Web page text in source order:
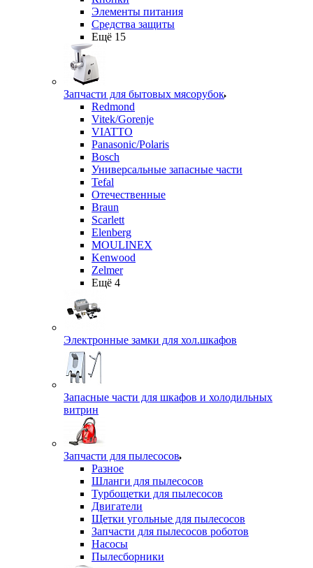
Элементы питания
Средства защиты
Ещё 15
Запчасти для бытовых мясорубок
Redmond
Vitek/Gorenje
VIATTO
Panasonic/Polaris
Bosch
Универсальные запасные части
Tefal
Отечественные
Braun
Scarlett
Elenberg
MOULINEX
Kenwood
Zelmer
Ещё 4
Электронные замки для хол.шкафов
Запасные части для шкафов и холодильных
витрин
Запчасти для пылесосов
Разное
Шланги для пылесосов
Турбощетки для пылесосов
Двигатели
Щетки угольные для пылесосов
Запчасти для пылесосов роботов
Насосы
Пылесборники